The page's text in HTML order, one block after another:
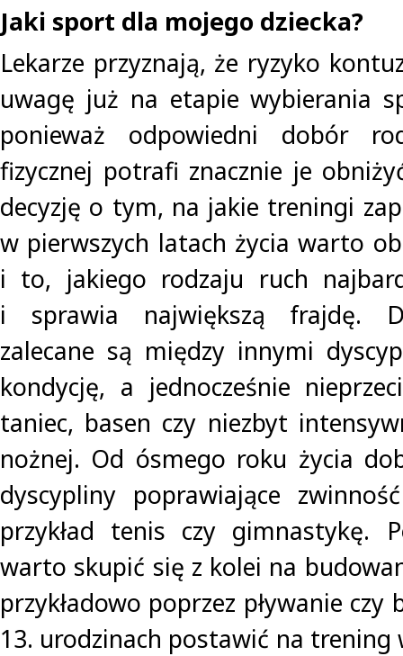
Jaki sport dla mojego dziecka?
Lekarze przyznają, że ryzyko
uwagę już na etapie wybierania
ponieważ odpowiedni dobór
fizycznej potrafi znacznie je
decyzję o tym, na jakie treningi
w pierwszych latach życia warto
i to, jakiego rodzaju ruch
i sprawia największą frajdę.
zalecane są między innymi
kondycję, a jednocześnie
taniec, basen czy niezbyt
nożnej. Od ósmego roku życia
dyscypliny poprawiające
przykład tenis czy gimnastykę.
warto skupić się z kolei na
przykładowo poprzez pływanie
13. urodzinach postawić na trening